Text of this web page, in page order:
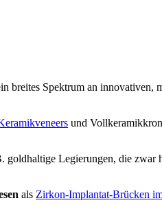
Spektrum an
und
Legierungen, die zwar
als Zirkon-Implantat-Brücken